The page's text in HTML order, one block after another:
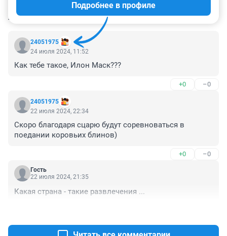
КОММЕНТАРИИ 7
24051975
Подробнее в профиле
24 июля 2024, 11:52
Как тебе такое, Илон Маск???
+0 –0
24051975
22 июля 2024, 22:34
Скоро благодаря сцарю будут соревноваться в
поедании коровьих блинов)
+0 –0
Гость
22 июля 2024, 21:35
Какая страна - такие развлечения ...